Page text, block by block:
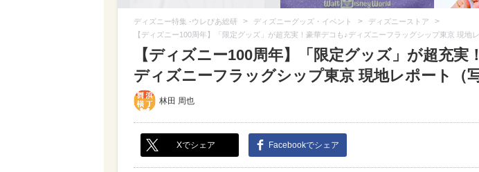
ディズニー特集 -ウレぴあ総研 > ディズニーグッズ・イベント > ディズニーストア >
【ディズニー100周年】「限定グッズ」が超充実！豪華デコも♪ディズニーフラッグシップ東京 現地
【ディズニー100周年】「限定グッズ」が超充実
ディズニーフラッグシップ東京 現地レポート（写
林田 周也
Xでシェア Facebookでシェア